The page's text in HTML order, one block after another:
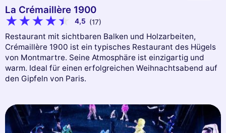
La Crémaillère 1900
4,5 (17)
Restaurant mit sichtbaren Balken und Holzarbeiten,
Crémaillère 1900 ist ein typisches Restaurant des Hügels
von Montmartre. Seine Atmosphäre ist einzigartig und
warm. Ideal für einen erfolgreichen Weihnachtsabend auf
den Gipfeln von Paris.